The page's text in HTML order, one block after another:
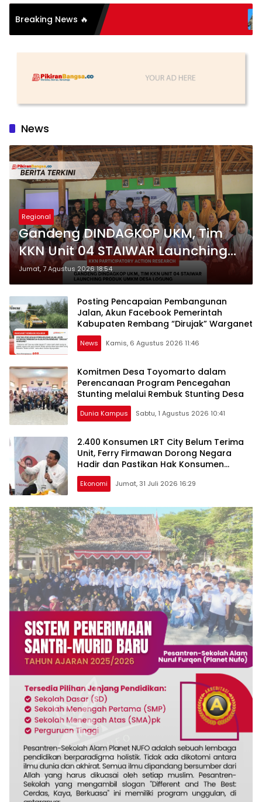
Breaking News 🔥 Sang
News
Regional
Gandeng DINDAGKOP UKM, Tim
KKN Unit 04 STAIWAR Launching
Produk UMKM Desa Logung
Jumat, 7 Agustus 2026 18:54
Posting Pencapaian Pembangunan
Jalan, Akun Facebook Pemerintah
Kabupaten Rembang “Dirujak” Warganet
News Kamis, 6 Agustus 2026 11:46
Komitmen Desa Toyomarto dalam
Perencanaan Program Pencegahan
Stunting melalui ‎Rembuk Stunting Desa
Dunia Kampus Sabtu, 1 Agustus 2026 10:41
2.400 Konsumen LRT City Belum Terima
Unit, Ferry Firmawan Dorong Negara
Hadir dan Pastikan Hak Konsumen
Terlindungi
Ekonomi Jumat, 31 Juli 2026 16:29